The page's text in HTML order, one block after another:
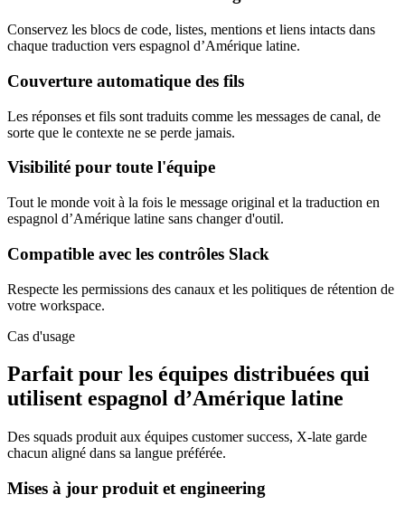
Conservez les blocs de code, listes, mentions et liens intacts dans
chaque traduction vers espagnol d’Amérique latine.
Couverture automatique des fils
Les réponses et fils sont traduits comme les messages de canal, de
sorte que le contexte ne se perde jamais.
Visibilité pour toute l'équipe
Tout le monde voit à la fois le message original et la traduction en
espagnol d’Amérique latine sans changer d'outil.
Compatible avec les contrôles Slack
Respecte les permissions des canaux et les politiques de rétention de
votre workspace.
Cas d'usage
Parfait pour les équipes distribuées qui
utilisent espagnol d’Amérique latine
Des squads produit aux équipes customer success, X-late garde
chacun aligné dans sa langue préférée.
Mises à jour produit et engineering